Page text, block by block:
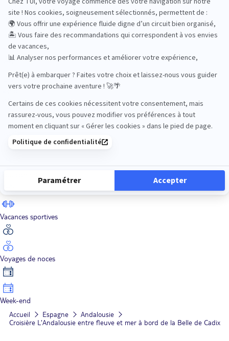
Road Trips
Safari
Sénior
Vacances sportives
Voyages de noces
Week-end
Accueil Espagne
Andalousie
Croisière L'Andalousie entre fleuve et mer à bord de la Belle de Cadix